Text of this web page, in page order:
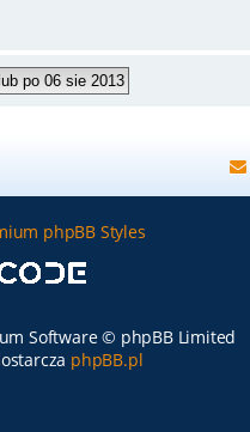
phpBB Styles
Software © phpBB Limited
phpBB.pl